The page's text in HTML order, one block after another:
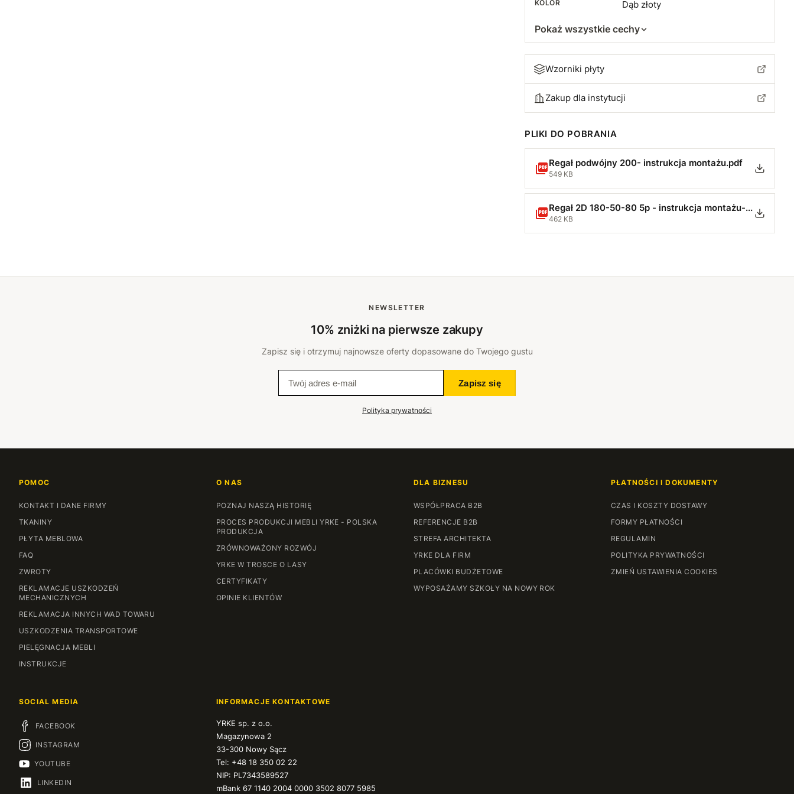
KOLOR Dąb złoty
Pokaż wszystkie cechy
Wzorniki płyty
Zakup dla instytucji
PLIKI DO POBRANIA
Regał podwójny 200- instrukcja montażu.pdf
549 KB
Regał 2D 180-50-80 5p - instrukcja montażu-min.pdf
462 KB
NEWSLETTER
10% zniżki na pierwsze zakupy
Zapisz się i otrzymuj najnowsze oferty dopasowane do Twojego gustu
Zapisz się
Polityka prywatności
POMOC
KONTAKT I DANE FIRMY
TKANINY
PŁYTA MEBLOWA
FAQ
ZWROTY
REKLAMACJE USZKODZEŃ
MECHANICZNYCH
REKLAMACJA INNYCH WAD TOWARU
USZKODZENIA TRANSPORTOWE
PIELĘGNACJA MEBLI
INSTRUKCJE
O NAS
POZNAJ NASZĄ HISTORIĘ
PROCES PRODUKCJI MEBLI YRKE - POLSKA
PRODUKCJA
ZRÓWNOWAŻONY ROZWÓJ
YRKE W TROSCE O LASY
CERTYFIKATY
OPINIE KLIENTÓW
DLA BIZNESU
WSPÓŁPRACA B2B
REFERENCJE B2B
STREFA ARCHITEKTA
YRKE DLA FIRM
PLACÓWKI BUDŻETOWE
WYPOSAŻAMY SZKOŁY NA NOWY ROK
PŁATNOŚCI I DOKUMENTY
CZAS I KOSZTY DOSTAWY
FORMY PŁATNOŚCI
REGULAMIN
POLITYKA PRYWATNOŚCI
ZMIEŃ USTAWIENIA COOKIES
SOCIAL MEDIA
FACEBOOK
INSTAGRAM
YOUTUBE
LINKEDIN
INFORMACJE KONTAKTOWE
YRKE sp. z o.o.
Magazynowa 2
33-300 Nowy Sącz
Tel: +48 18 350 02 22
NIP: PL7343589527
mBank 67 1140 2004 0000 3502 8077 5985